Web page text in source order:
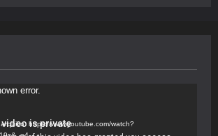
error.
https://www.youtube.com/watch?